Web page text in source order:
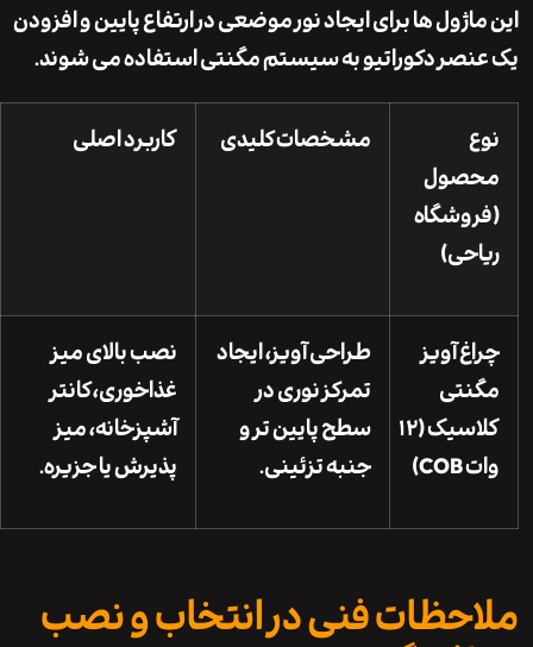
ها برای ایجاد نور موضعی در ارتفاع پایین و افزودن
دکوراتیو به سیستم مگنتی استفاده می شوند.
مشخصات کلیدی کاربرد اصلی
آویز
کلاسیک (۱۲
طراحی آویز، ایجاد
تمرکز نوری در
سطح پایین تر و
جنبه تزئینی.
نصب بالای میز
غذاخوری، کانتر
آشپزخانه، میز
پذیرش یا جزیره.
فنی در انتخاب و نصب